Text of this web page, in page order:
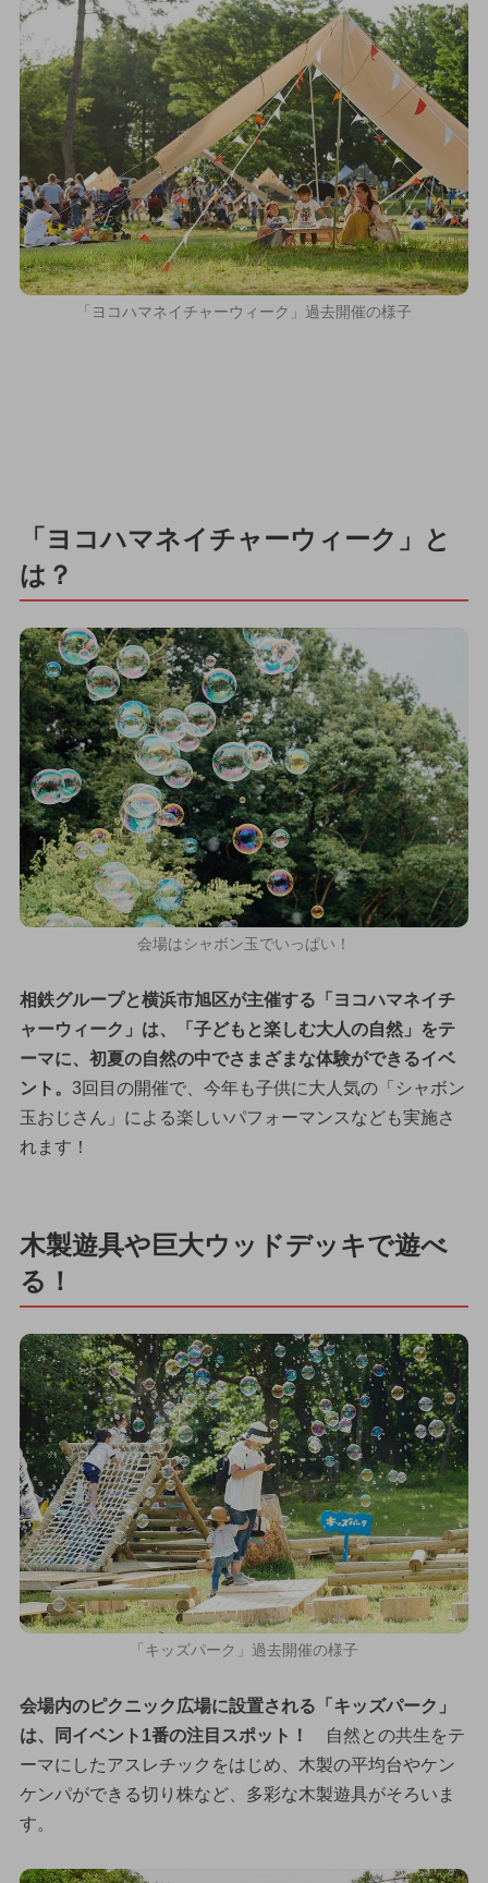
「ヨコハマネイチャーウィーク」過去開催の様子
「ヨコハマネイチャーウィーク」と
は？
会場はシャボン玉でいっぱい！
相鉄グループと横浜市旭区が主催する「ヨコハマネイチ
ャーウィーク」は、「子どもと楽しむ大人の自然」をテ
ーマに、初夏の自然の中でさまざまな体験ができるイベ
ント。 3回目の開催で、今年も子供に大人気の「シャボン
玉おじさん」による楽しいパフォーマンスなども実施さ
れます！
木製遊具や巨大ウッドデッキで遊べ
る！
「キッズパーク」過去開催の様子
会場内のピクニック広場に設置される「キッズパーク」
は、同イベント1番の注目スポット！
自然との共生をテ
ーマにしたアスレチックをはじめ、木製の平均台やケン
ケンパができる切り株など、多彩な木製遊具がそろいま
す。